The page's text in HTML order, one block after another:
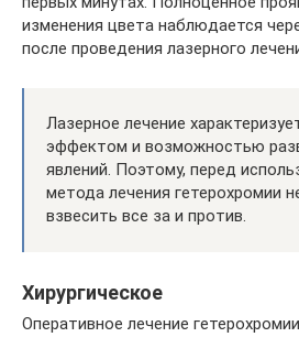
изменения цвета наблюдается
после проведения лазерного
Лазерное лечение
эффектом и возможностью
явлений. Поэтому, перед
метода лечения гетерохромии
взвесить все за и против.
Хирургическое
Оперативное лечение